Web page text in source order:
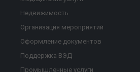
Недвижимость
Организация мероприятий
Оформление документов
Поддержка ВЭД
Промышленные услуги